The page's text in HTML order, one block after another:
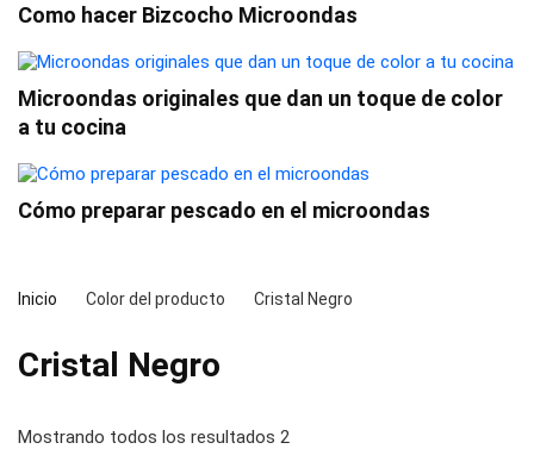
Como hacer Bizcocho Microondas
Microondas originales que dan un toque de color
a tu cocina
Cómo preparar pescado en el microondas
Inicio Color del producto Cristal Negro
Cristal Negro
Mostrando todos los resultados 2